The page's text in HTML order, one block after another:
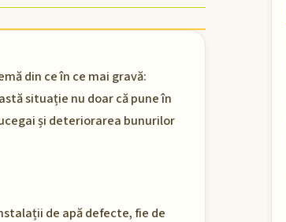
din ce în ce mai gravă:
situație nu doar că pune în
și deteriorarea bunurilor
de apă defecte, fie de